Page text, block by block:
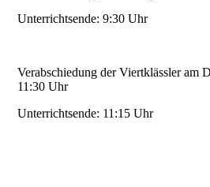
Unterrichtsende: 9:30 Uhr
Verabschiedung der Viertklässler am
11:30 Uhr
Unterrichtsende: 11:15 Uhr